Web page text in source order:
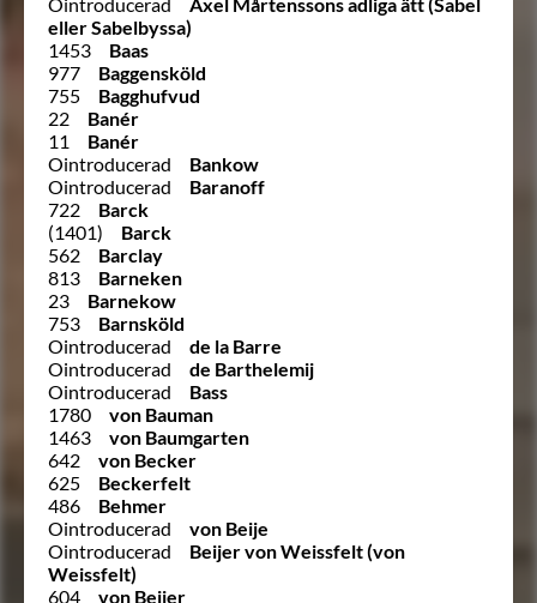
eller Sabelbyssa)
1453
Baas
977
Baggensköld
755
Bagghufvud
22
Banér
11
Banér
Ointroducerad
Bankow
Ointroducerad
Baranoff
722
Barck
(1401)
Barck
562
Barclay
813
Barneken
23
Barnekow
753
Barnsköld
Ointroducerad
de la Barre
Ointroducerad
de Barthelemij
Ointroducerad
Bass
1780
von Bauman
1463
von Baumgarten
642
von Becker
625
Beckerfelt
486
Behmer
Ointroducerad
von Beije
Ointroducerad
Beijer von Weissfelt (von
Weissfelt)
604
von Beijer